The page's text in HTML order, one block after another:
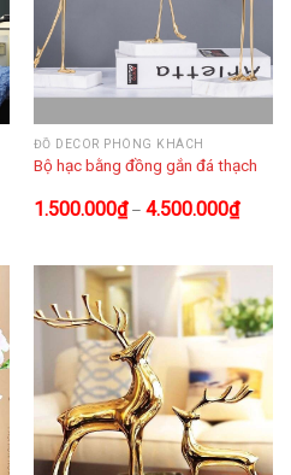
ĐỒ DECOR PHÒNG KHÁCH
Bộ hạc bằng đồng gắn đá thạch
1.500.000₫– 4.500.000₫